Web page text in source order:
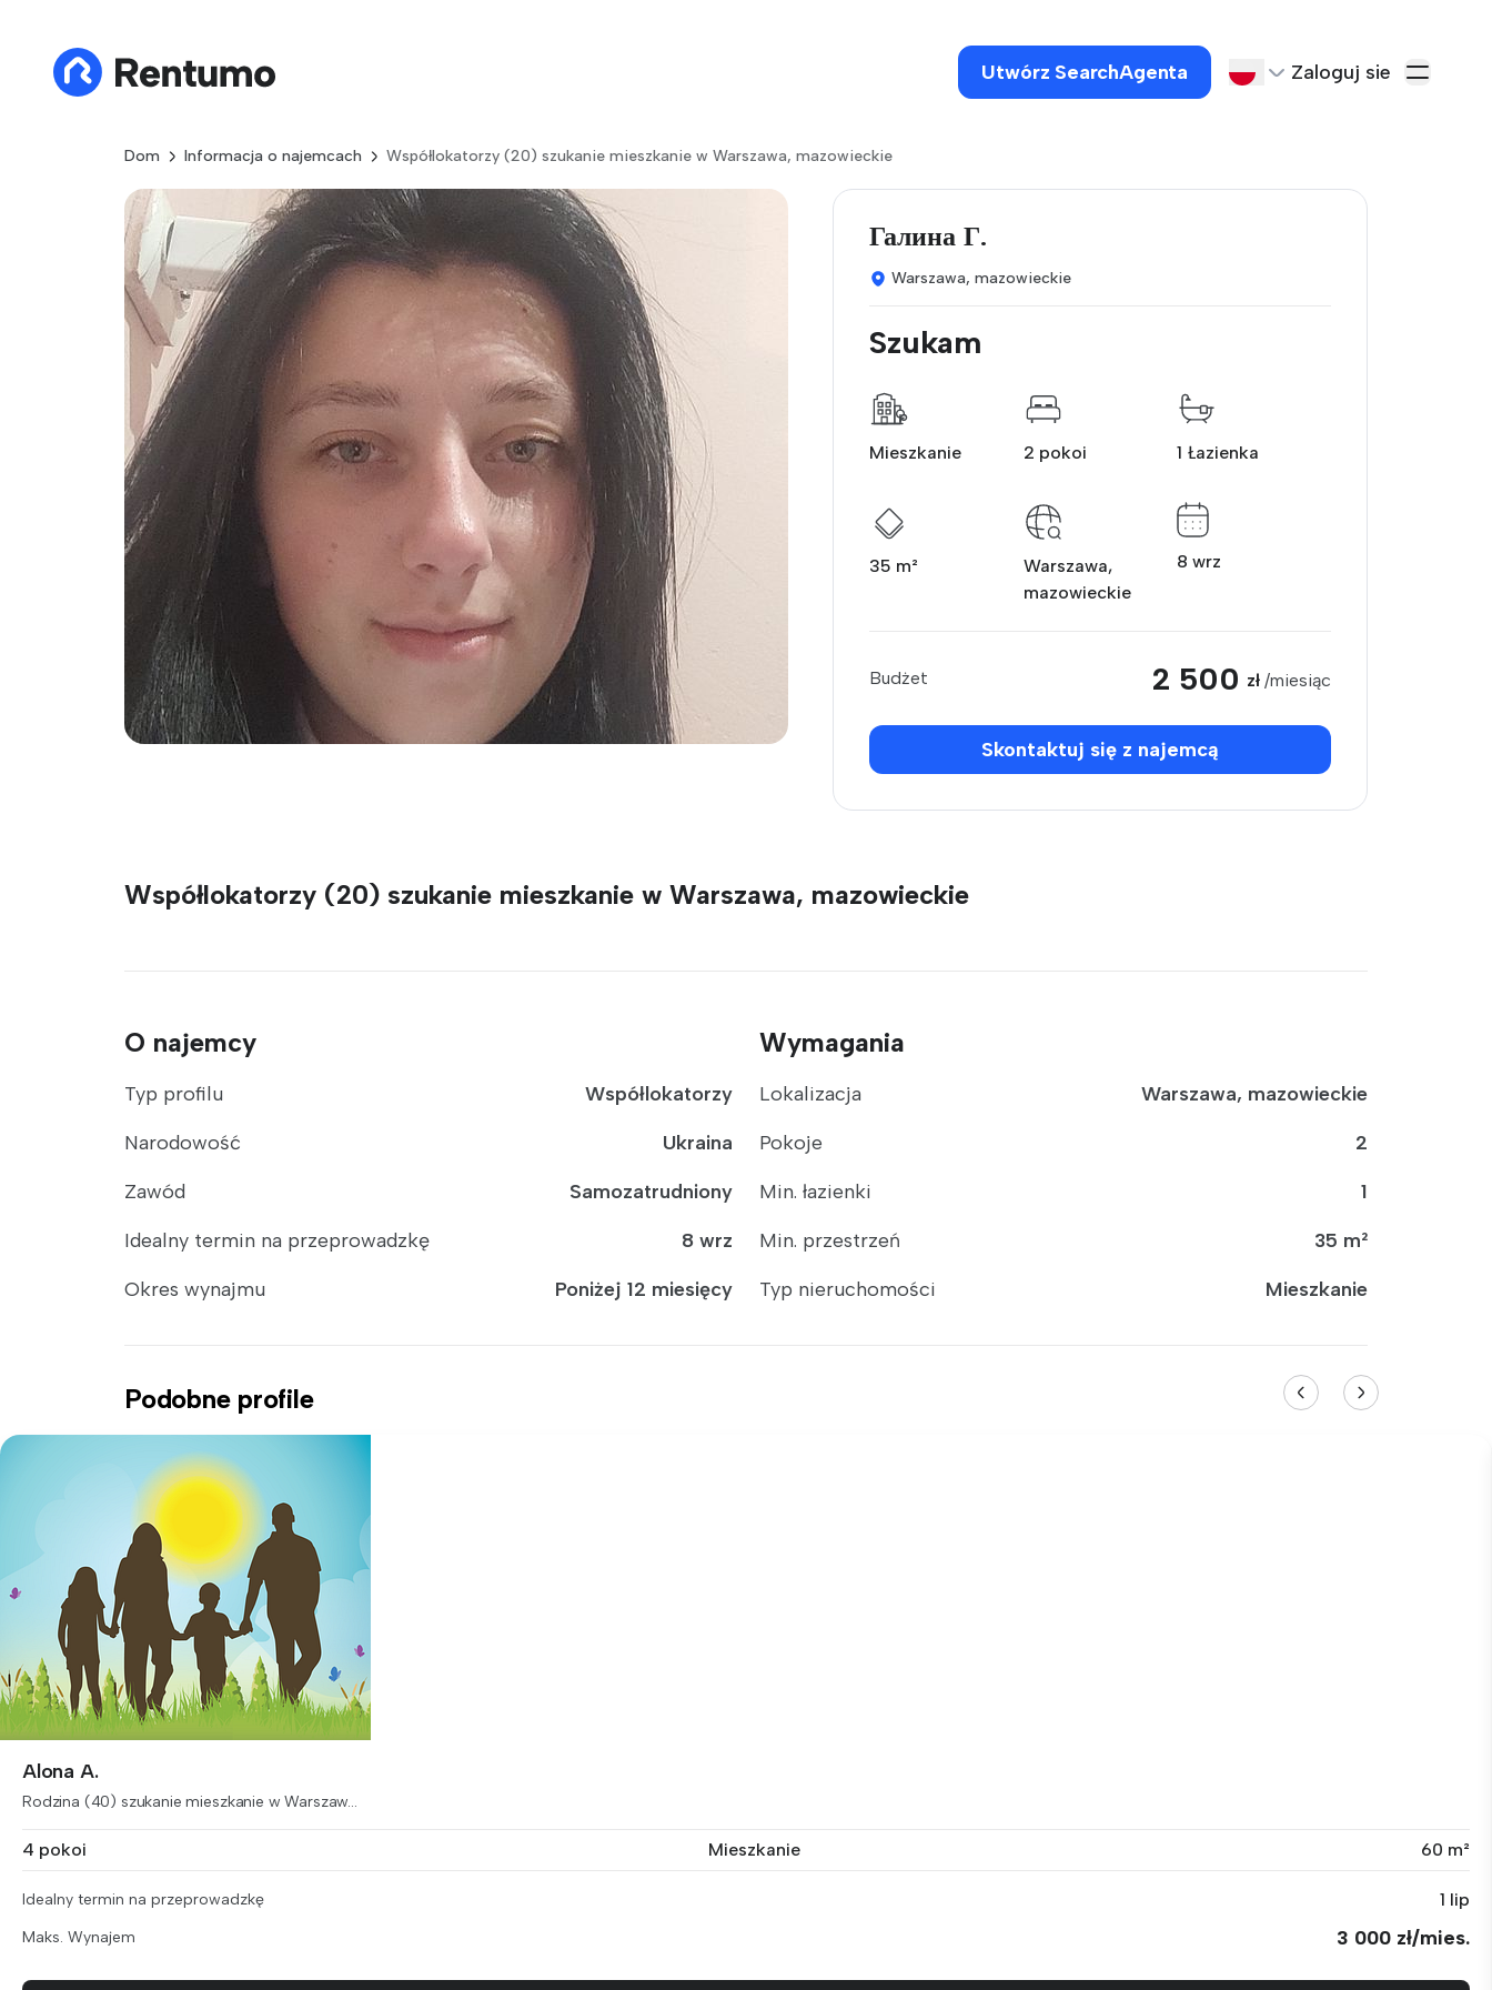
Utwórz SearchAgenta Zaloguj sie
Dom Informacja o najemcach Współlokatorzy (20) szukanie mieszkanie w Warszawa, mazowieckie
Галина Г.
Warszawa, mazowieckie
Szukam
Mieszkanie 2 pokoi 1 Łazienka
35 m²
Warszawa,
mazowieckie
8 wrz
Budżet 2 500 zł /miesiąc
Skontaktuj się z najemcą
Współlokatorzy (20) szukanie mieszkanie w Warszawa, mazowieckie
O najemcy
Typ profilu
Współlokatorzy
Narodowość
Ukraina
Zawód
Samozatrudniony
Idealny termin na przeprowadzkę
8 wrz
Okres wynajmu
Poniżej 12 miesięcy
Wymagania
Lokalizacja
Warszawa, mazowieckie
Pokoje
2
Min. łazienki
1
Min. przestrzeń
35 m²
Typ nieruchomości
Mieszkanie
Podobne profile
Alona A.
Rodzina (40) szukanie mieszkanie w Warszaw...
4 pokoi Mieszkanie 60 m²
Idealny termin na przeprowadzkę 1 lip
Maks. Wynajem 3 000 zł/mies.